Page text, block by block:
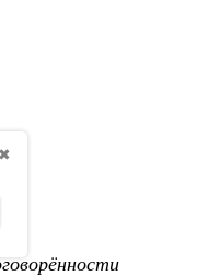
✖